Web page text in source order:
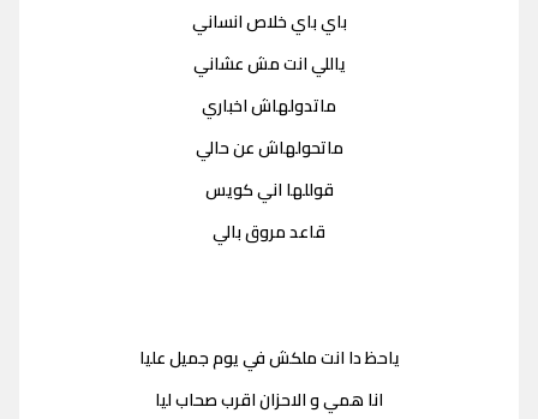
باي باي خلاص انساني
ياللي انت مش عشاني
ماتدولهاش اخباري
ماتحولهاش عن حالي
قوللها اني كويس
قاعد مروق بالي
ياحظ دا انت ملكش في يوم جميل عليا
انا همي و الاحزان اقرب صحاب ليا